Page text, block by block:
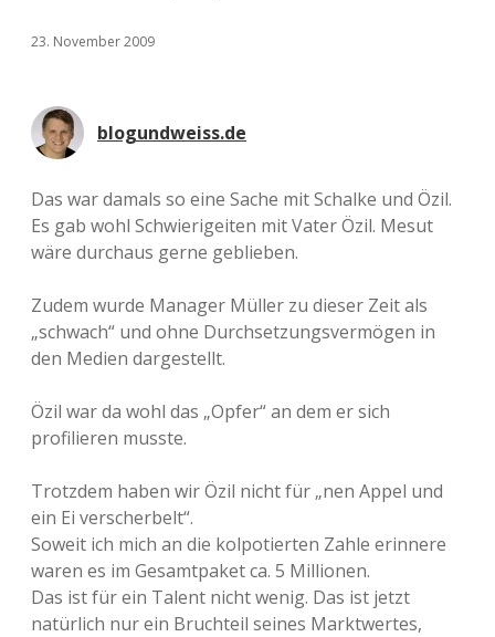
23. November 2009
blogundweiss.de
Das war damals so eine Sache mit Schalke und Özil.
Es gab wohl Schwierigeiten mit Vater Özil. Mesut
wäre durchaus gerne geblieben.
Zudem wurde Manager Müller zu dieser Zeit als
„schwach“ und ohne Durchsetzungsvermögen in
den Medien dargestellt.
Özil war da wohl das „Opfer“ an dem er sich
profilieren musste.
Trotzdem haben wir Özil nicht für „nen Appel und
ein Ei verscherbelt“.
Soweit ich mich an die kolpotierten Zahle erinnere
waren es im Gesamtpaket ca. 5 Millionen.
Das ist für ein Talent nicht wenig. Das ist jetzt
natürlich nur ein Bruchteil seines Marktwertes,